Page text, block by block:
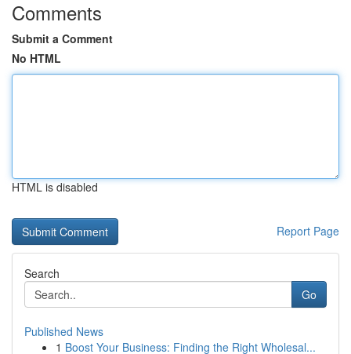
Comments
Submit a Comment
No HTML
HTML is disabled
Report Page
Search
Go
Published News
1 Boost Your Business: Finding the Right Wholesal...